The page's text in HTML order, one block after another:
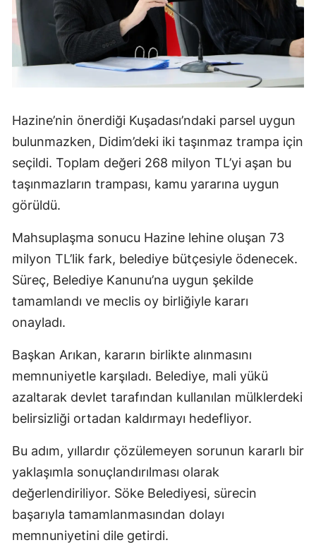
Hazine’nin önerdiği Kuşadası’ndaki parsel uygun
bulunmazken, Didim’deki iki taşınmaz trampa için
seçildi. Toplam değeri 268 milyon TL’yi aşan bu
taşınmazların trampası, kamu yararına uygun
görüldü.
Mahsuplaşma sonucu Hazine lehine oluşan 73
milyon TL’lik fark, belediye bütçesiyle ödenecek.
Süreç, Belediye Kanunu’na uygun şekilde
tamamlandı ve meclis oy birliğiyle kararı
onayladı.
Başkan Arıkan, kararın birlikte alınmasını
memnuniyetle karşıladı. Belediye, mali yükü
azaltarak devlet tarafından kullanılan mülklerdeki
belirsizliği ortadan kaldırmayı hedefliyor.
Bu adım, yıllardır çözülemeyen sorunun kararlı bir
yaklaşımla sonuçlandırılması olarak
değerlendiriliyor. Söke Belediyesi, sürecin
başarıyla tamamlanmasından dolayı
memnuniyetini dile getirdi.